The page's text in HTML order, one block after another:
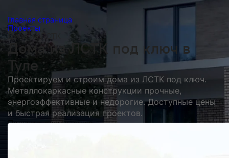
Главная страница
Проекты
Дома из ЛСТК
Дома из ЛСТК под ключ в
Туле
Проектируем и строим дома из ЛСТК под ключ.
Металлокаркасные конструкции прочные,
энергоэффективные и недорогие. Доступные цены
и быстрая реализация проектов.
Получить косультацию